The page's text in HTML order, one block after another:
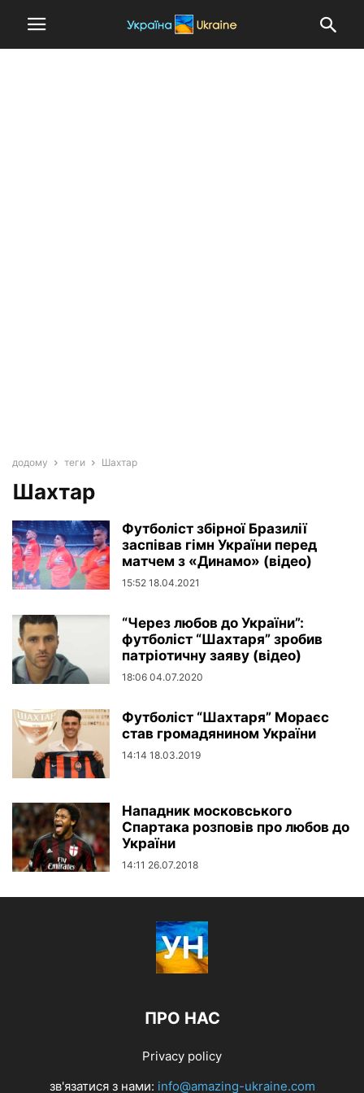
додому теги Шахтар
Шахтар
Футболіст збірної Бразилії
заспівав гімн України перед
матчем з «Динамо» (відео)
15:52 18.04.2021
“Через любов до України”:
футболіст “Шахтаря” зробив
патріотичну заяву (відео)
18:06 04.07.2020
Футболіст “Шахтаря” Мораєс
став громадянином України
14:14 18.03.2019
Нападник московського
Спартака розповів про любов до
України
14:11 26.07.2018
ПРО НАС
Privacy policy
зв'язатися з нами: info@amazing-ukraine.com